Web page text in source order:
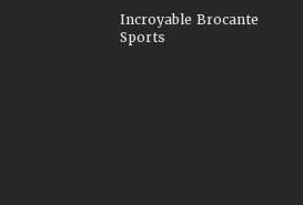
Incroyable Brocante
Sports